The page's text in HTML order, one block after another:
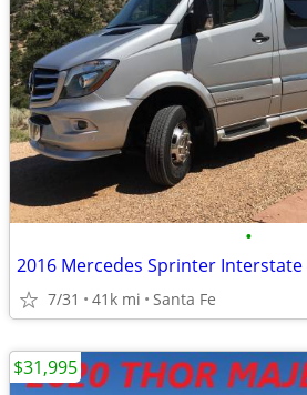
•
2016 Mercedes Sprinter Interstate
7/31 41k mi Santa Fe
$31,995